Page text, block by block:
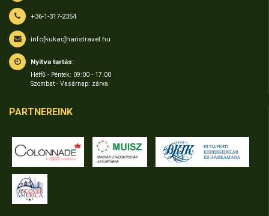
+36-1-317-2354
info[kukac]haristravel.hu
Nyitva tartás:
Hétfő - Péntek: 09:00 - 17:00
Szombat - Vasárnap: zárva
PARTNEREINK